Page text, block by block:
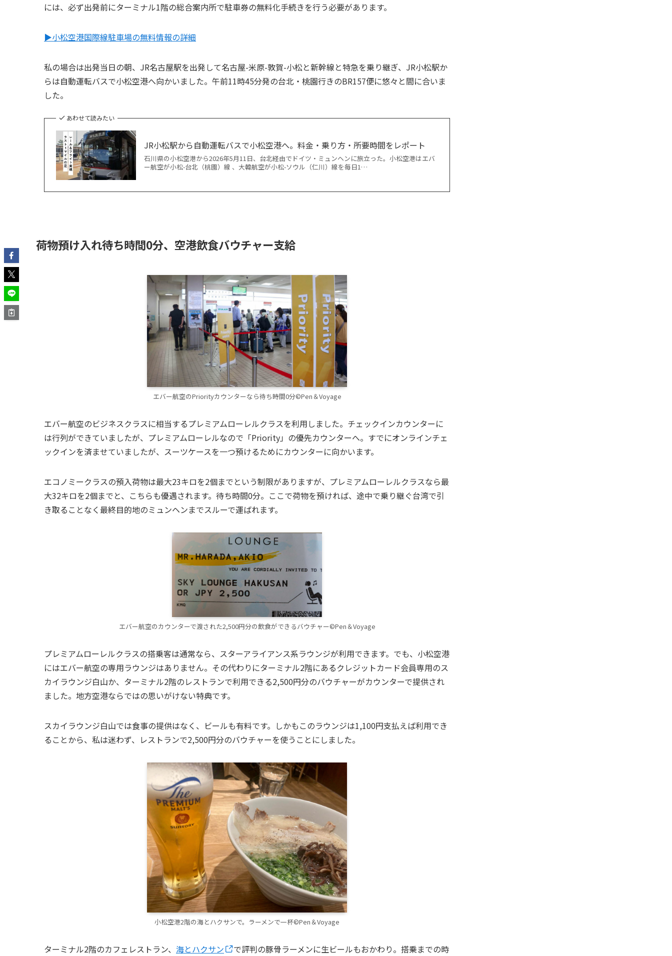
には、必ず出発前にターミナル1階の総合案内所で駐車券の無料化手続きを行う必要があります。
▶小松空港国際線駐車場の無料情報の詳細
私の場合は出発当日の朝、JR名古屋駅を出発して名古屋-米原-敦賀-小松と新幹線と特急を乗り継ぎ、JR小松駅か
らは自動運転バスで小松空港へ向かいました。午前11時45分発の台北・桃園行きのBR157便に悠々と間に合いま
した。
あわせて読みたい
JR小松駅から自動運転バスで小松空港へ。料金・乗り方・所要時間をレポート
石川県の小松空港から2026年5月11日、台北経由でドイツ・ミュンヘンに旅立った。小松空港はエバ
ー航空が小松-台北（桃園）線 、大韓航空が小松-ソウル（仁川）線を毎日1…
荷物預け入れ待ち時間0分、空港飲食バウチャー支給
エバー航空のPriorityカウンターなら待ち時間0分©Pen＆Voyage
エバー航空のビジネスクラスに相当するプレミアムローレルクラスを利用しました。チェックインカウンターに
は行列ができていましたが、プレミアムローレルなので「Priority」の優先カウンターへ。すでにオンラインチェ
ックインを済ませていましたが、スーツケースを一つ預けるためにカウンターに向かいます。
エコノミークラスの預入荷物は最大23キロを2個までという制限がありますが、プレミアムローレルクラスなら最
大32キロを2個までと、こちらも優遇されます。待ち時間0分。ここで荷物を預ければ、途中で乗り継ぐ台湾で引
き取ることなく最終目的地のミュンヘンまでスルーで運ばれます。
エバー航空のカウンターで渡された2,500円分の飲食ができるバウチャー©Pen＆Voyage
プレミアムローレルクラスの搭乗客は通常なら、スターアライアンス系ラウンジが利用できます。でも、小松空港
にはエバー航空の専用ラウンジはありません。その代わりにターミナル2階にあるクレジットカード会員専用のス
カイラウンジ白山か、ターミナル2階のレストランで利用できる2,500円分のバウチャーがカウンターで提供され
ました。地方空港ならではの思いがけない特典です。
スカイラウンジ白山では食事の提供はなく、ビールも有料です。しかもこのラウンジは1,100円支払えば利用でき
ることから、私は迷わず、レストランで2,500円分のバウチャーを使うことにしました。
小松空港2階の海とハクサンで。ラーメンで一杯©Pen＆Voyage
ターミナル2階のカフェレストラン、 海とハクサン で評判の豚骨ラーメンに生ビールもおかわり。搭乗までの時